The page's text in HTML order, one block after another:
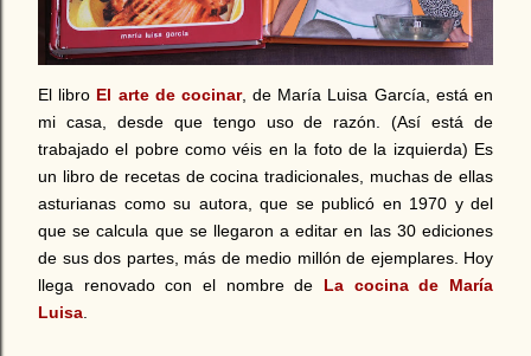
El libro El arte de cocinar, de María Luisa García, está en
mi casa, desde que tengo uso de razón. (Así está de
trabajado el pobre como véis en la foto de la izquierda) Es
un libro de recetas de cocina tradicionales, muchas de ellas
asturianas como su autora, que se publicó en 1970 y del
que se calcula que se llegaron a editar en las 30 ediciones
de sus dos partes, más de medio millón de ejemplares. Hoy
llega renovado con el nombre de La cocina de María
Luisa